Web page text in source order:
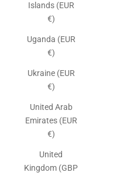
Islands (EUR
€)
Uganda (EUR
€)
Ukraine (EUR
€)
United Arab
Emirates (EUR
€)
United
Kingdom (GBP